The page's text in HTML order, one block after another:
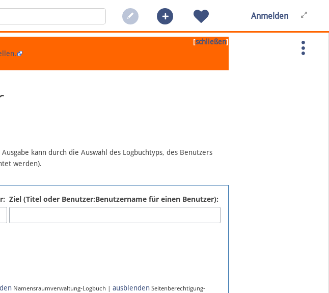
Anmelden
[schließen]
kann durch die Auswahl des Logbuchtyps, des Benutzers
werden).
Ziel (Titel oder Benutzer:Benutzername für einen Benutzer):
Namensraumverwaltung-Logbuch | ausblenden Seitenberechtigung-